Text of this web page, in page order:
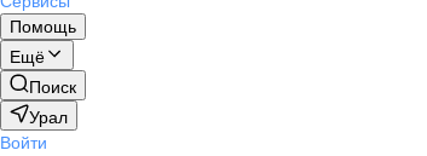
Помощь
Ещё
Поиск
Урал
Войти